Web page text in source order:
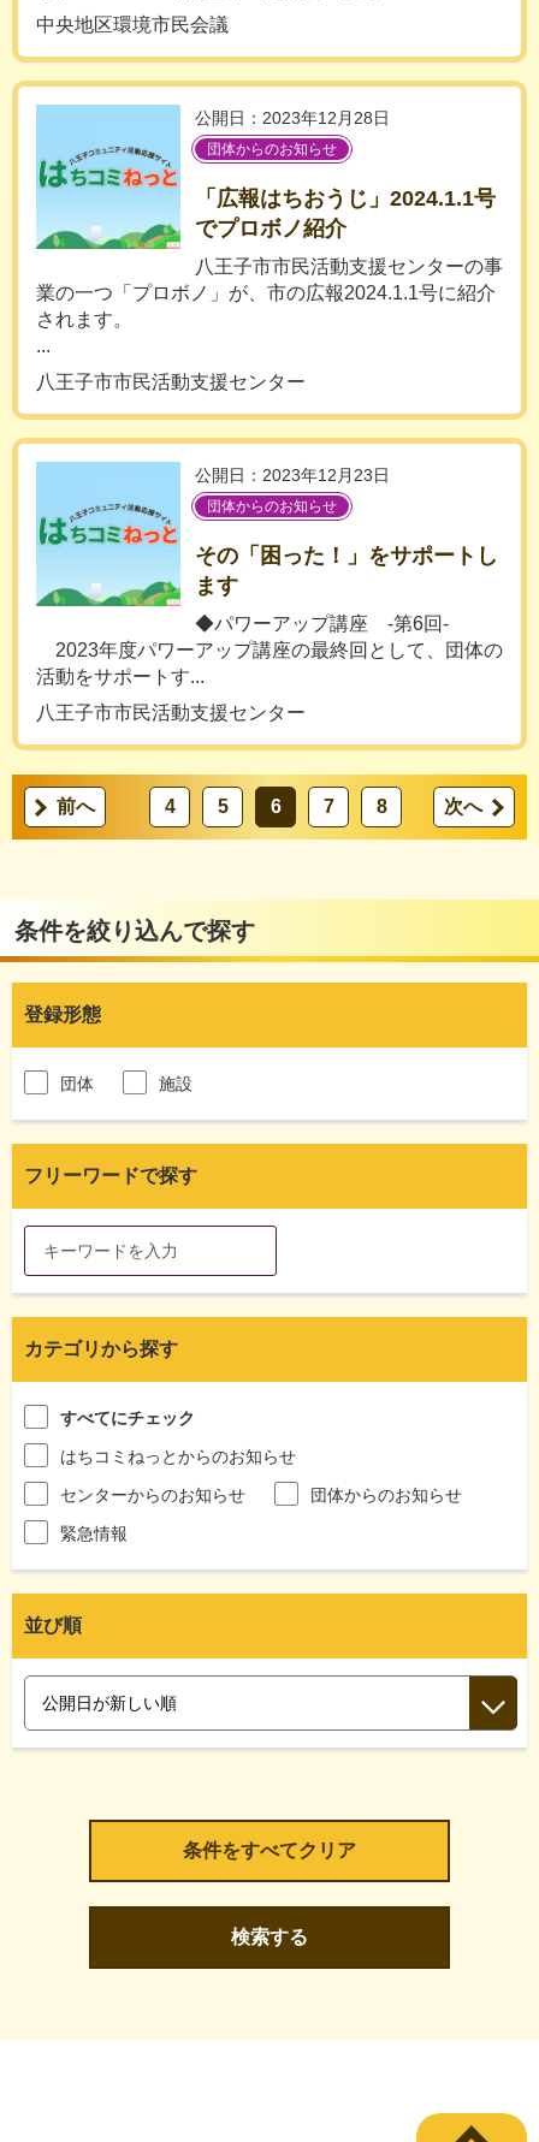
中央地区環境市民会議
公開日：2023年12月28日
団体からのお知らせ
「広報はちおうじ」2024.1.1号
でプロボノ紹介
八王子市市民活動支援センターの事
業の一つ「プロボノ」が、市の広報2024.1.1号に紹介
されます。
...
八王子市市民活動支援センター
公開日：2023年12月23日
団体からのお知らせ
その「困った！」をサポートし
ます
◆パワーアップ講座 -第6回-
2023年度パワーアップ講座の最終回として、団体の
活動をサポートす...
八王子市市民活動支援センター
前へ 4 5 6 7 8 次へ
条件を絞り込んで探す
登録形態
団体 施設
フリーワードで探す
カテゴリから探す
すべてにチェック
はちコミねっとからのお知らせ
センターからのお知らせ
団体からのお知らせ
緊急情報
並び順
検索する